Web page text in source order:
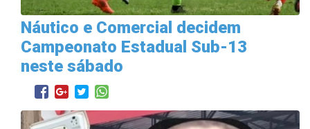
Náutico e Comercial decidem
Campeonato Estadual Sub-13
neste sábado